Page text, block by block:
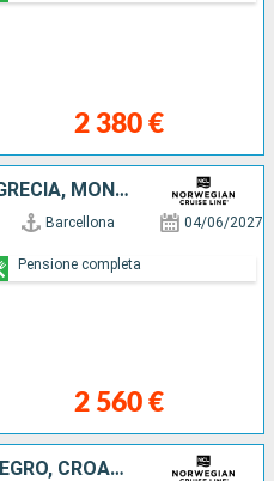
2 380 €
SPAGNA, FRANCIA, ITALIA, GRECIA, MONTENEGRO, CROAZIA
Barcellona 04/06/2027
2 560 €
Pensione completa
TURCHIA, GRECIA, MONTENEGRO, CROAZIA, ITALIA